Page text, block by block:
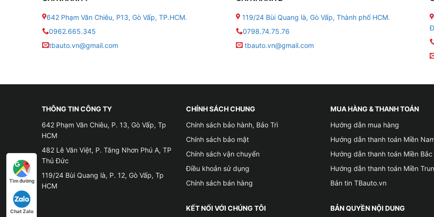
Tìm hiểu về bộ Android Box DX265 Pro
2. Những lý do nên lựa chọn Android Box DX265 Pro Zestech cho ô tô?
♡ Hoạt động ổn định, mượt mà, cấu hình mạnh
♡ Thiết kế theo dạng hộp nhỏ gọn, thẩm mỹ cao
♡ Đầy đủ các chức năng giống hệt màn hình Android
3. Bộ Android Box DX265 Pro Zestech là sản phẩm chuyển đổi đầu tiên tích hợp camera hành trình
DX265 Pro là dòng Android Box của thương hiệu Zestech đầu tiên tích hợp camera hành trình giúp lái xe
642 Phạm Văn Chiêu, P13, Gò Vấp, TP.HCM.
0962.665.345
tbauto.vn@gmail.com
119/24 Bùi Quang là, Gò Vấp, Thành phố HCM.
0798.74.75.76
tbauto.vn@gmail.com
THÔNG TIN CÔNG TY
642 Phạm Văn Chiêu, P. 13, Gò Vấp, Tp
HCM
482 Lê Văn Việt, P. Tăng Nhơn Phú A, TP
Thủ Đức
119/24 Bùi Quang là, P. 12, Gò Vấp, Tp
HCM
CHÍNH SÁCH CHUNG
Chính sách bảo hành, Bảo Trì
Chính sách bảo mật
Chính sách vận chuyển
Điều khoản sử dụng
Chính sách bán hàng
MUA HÀNG & THANH TOÁN
Hướng dẫn mua hàng
Hướng dẫn thanh toán Miền
Hướng dẫn thanh toán Miền Bắc
Hướng dẫn thanh toán Miền
Bản tin TBauto.vn
KẾT NỐI VỚI CHÚNG TÔI BẢN QUYỀN NỘI DUNG
Tìm đường
Chat Zalo